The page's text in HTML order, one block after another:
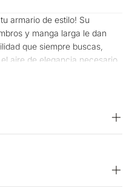
armario de estilo! Su
y manga larga le dan
que siempre buscas,
aire de elegancia necesario
que merecen estilo.